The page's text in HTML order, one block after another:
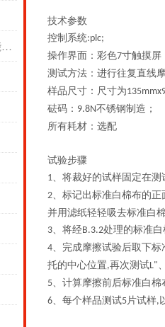
全自动纺织品发射率红外性能分析
技术参数
控制系统:plc;
操作界面：彩色7寸触摸屏
测试方法：进行往复直线
样品 尺寸： 尺寸为
砝码： 9.8N不锈钢制造；
所有耗材：选配
试验步骤
1、 将裁好的试样固定在测
2、 标记出标准白棉布的正
并用滤纸轻轻吸去标准白
3、 将经B.3.2处理的标准
4、 完成摩擦试验后取下标
托的中心位置,再次测试L"
5、 计算摩擦前后标准白棉
6、 每个样品测试5片试样,